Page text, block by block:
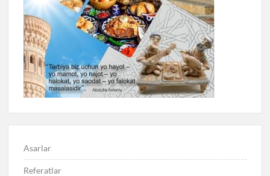
Asarlar
Referatlar